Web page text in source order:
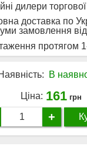
дилери
доставка по
замовлення
протягом
В
Ціна: 161 грн
+